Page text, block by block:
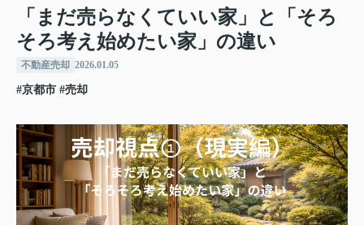
「まだ売らなくていい家」と「そろ
そろ考え始めたい家」の違い
不動産売却 2026.01.05
#京都市 #売却